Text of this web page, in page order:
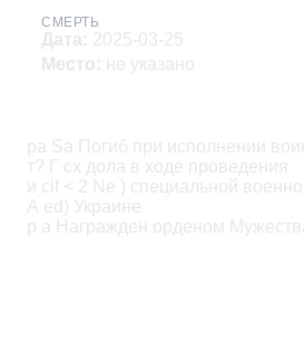
СМЕРТЬ
Дата: 2025-03-25
Место: не указано
ра Sa Погиб при исполнении
т? Г сх дола в ходе проведения
и cif < 2 Ne ) специальной
А ed) Украине
р a Награжден орденом